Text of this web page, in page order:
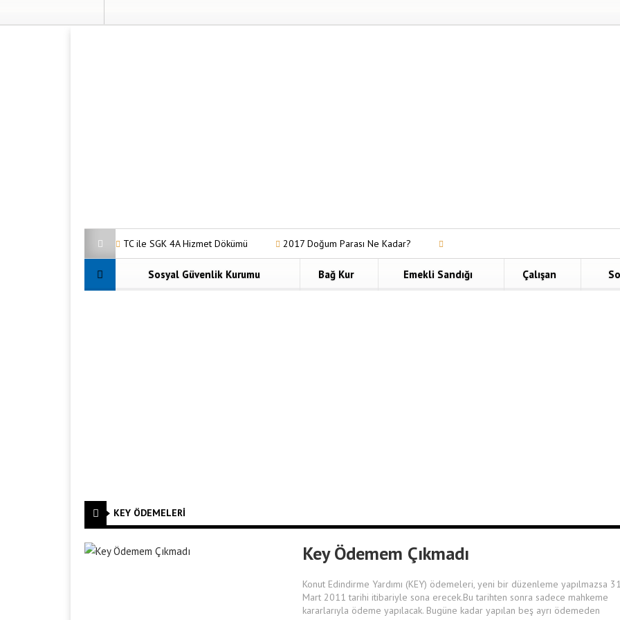
TC ile SGK 4A Hizmet Dökümü 2017 Doğum Parası Ne Kadar?
GSS Borç Sorgulama Nasıl Yapılır? Anadolu Hayat Bireysel Emeklilik
Sosyal Güvenlik Kurumu Bağ Kur Emekli Sandığı Çalışan
KEY ÖDEMELERI
Key Ödemem Çıkmadı
Konut Edindirme Yardımı (KEY) ödemeleri, yeni bir düzenleme yapılmazsa
Mart 2011 tarihi itibariyle sona erecek.Bu tarihten sonra sadece mahkeme
kararlarıyla ödeme yapılacak. Bugüne kadar yapılan beş ayrı ödemeden